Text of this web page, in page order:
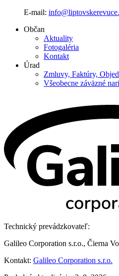
E-mail:
Občan
Aktuality
Fotogaléria
Kontakt
Úrad
Zmluvy, Faktúry,
Všeobecne záväzné
Technický prevádzkovateľ:
Galileo Corporation s.r.o., Čierna
Kontakt: Galileo Corporation s.r.o.